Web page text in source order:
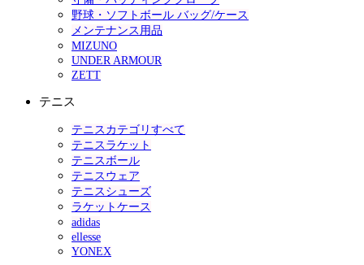
野球・ソフトボール バッグ/ケース
メンテナンス用品
MIZUNO
UNDER ARMOUR
ZETT
テニス
テニスカテゴリすべて
テニスラケット
テニスボール
テニスウェア
テニスシューズ
ラケットケース
adidas
ellesse
YONEX